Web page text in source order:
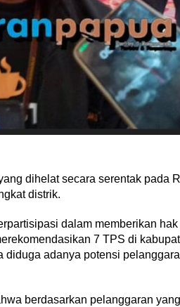
dihelat secara serentak pada
distrik.
dalam memberikan
7 TPS di
adanya potensi
berdasarkan pelanggaran